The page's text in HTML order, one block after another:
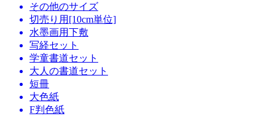
その他のサイズ
切売り用[10cm単位]
水墨画用下敷
写経セット
学童書道セット
大人の書道セット
短冊
大色紙
F判色紙